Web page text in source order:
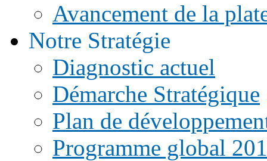
Avancement de la
Notre Stratégie
Diagnostic actuel
Démarche Stratégique
Plan de
Programme global